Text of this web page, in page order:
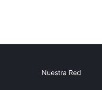
Nuestra Red